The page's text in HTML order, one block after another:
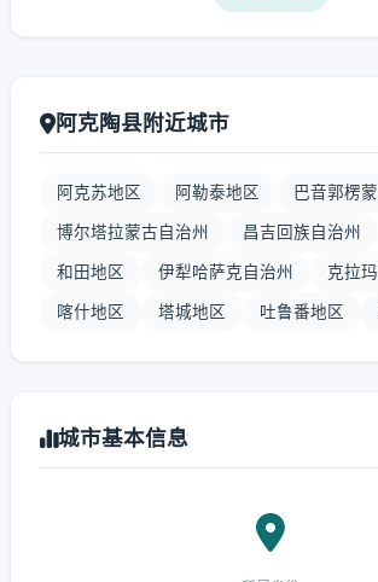
阿克陶县附近城市
阿克苏地区 阿勒泰地区 巴音郭楞
博尔塔拉蒙古自治州 昌吉回族自治州
和田地区 伊犁哈萨克自治州 克拉
喀什地区 塔城地区 吐鲁番地区
城市基本信息